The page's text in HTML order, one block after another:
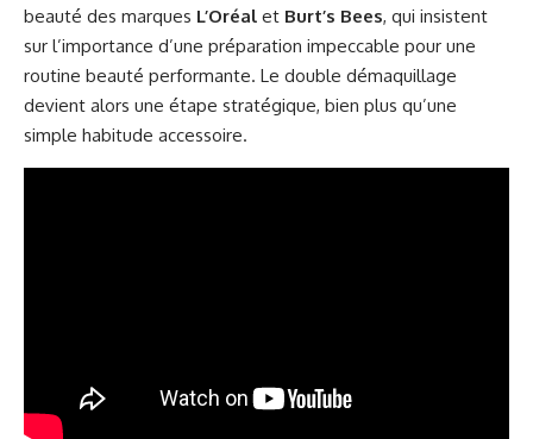
beauté des marques L’Oréal et Burt’s Bees, qui insistent
sur l’importance d’une préparation impeccable pour une
routine beauté performante. Le double démaquillage
devient alors une étape stratégique, bien plus qu’une
simple habitude accessoire.